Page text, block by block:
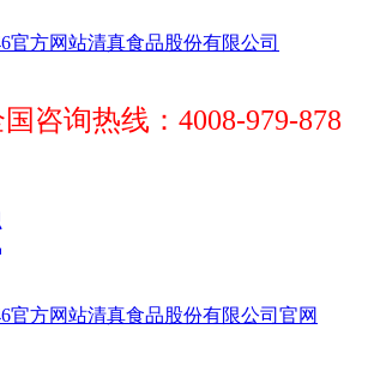
咨询热线：4008-979-878